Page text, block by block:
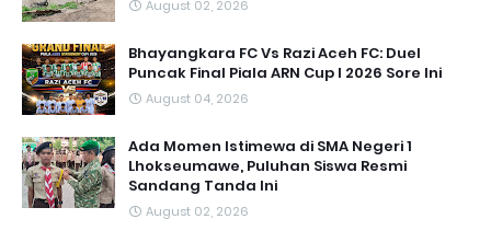
August 02, 2026
Bhayangkara FC Vs Razi Aceh FC: Duel
Puncak Final Piala ARN Cup I 2026 Sore Ini
August 04, 2026
Ada Momen Istimewa di SMA Negeri 1
Lhokseumawe, Puluhan Siswa Resmi
Sandang Tanda Ini
August 02, 2026